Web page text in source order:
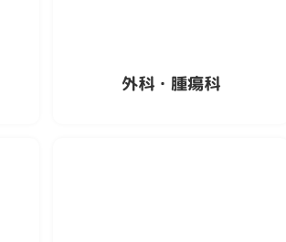
外科・腫瘍科